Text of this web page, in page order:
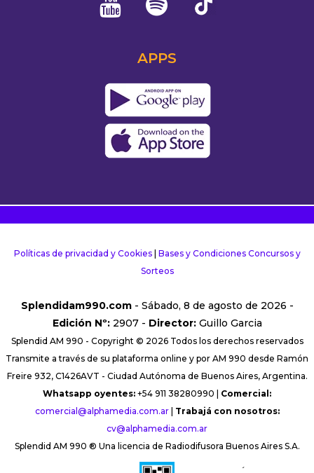
APPS
Políticas de privacidad y Cookies| Bases y Condiciones Concursos y
Sorteos
Splendidam990.com- Sábado, 8 de agosto de 2026 -
Edición Nº:2907 - Director:Guillo Garcia
Splendid AM 990 - Copyright © 2026 Todos los derechos reservados
Transmite a través de su plataforma online y por AM 990 desde Ramón
Freire 932, C1426AVT - Ciudad Autónoma de Buenos Aires, Argentina.
Whatsapp oyentes: +54 911 38280990 | Comercial:
comercial@alphamedia.com.ar| Trabajá con nosotros:
cv@alphamedia.com.ar
Splendid AM 990 ® Una licencia de Radiodifusora Buenos Aires S.A.
´